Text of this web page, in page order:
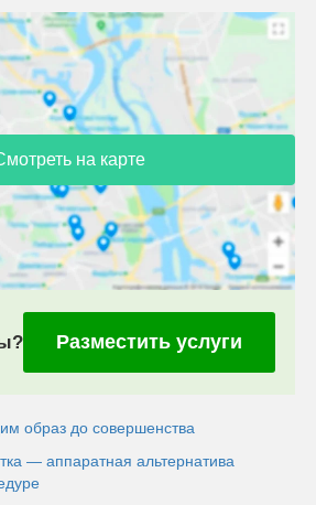
на карте
Разместить услуги
образ до совершенства
— аппаратная альтернатива